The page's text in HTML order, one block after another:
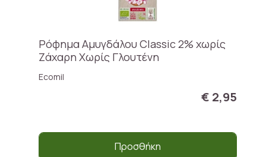
Ρόφημα Αμυγδάλου Classic 2% χωρίς
Ζάχαρη Χωρίς Γλουτένη
Ecomil
€ 2,95
Προσθήκη